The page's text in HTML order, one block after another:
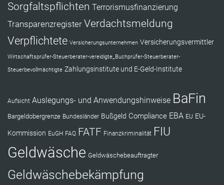
Sorgfaltspflichten Terrorismusfinanzierung
Transparenzregister Verdachtsmeldung
Verpflichtete Versicherungsunternehmen Versicherungsvermittler
Wirtschaftsprüfer-Steuerberater-vereidigte_Buchprüfer-Steuerberater-
Steuerbevollmächtigte Zahlungsinstitute und E-Geld-Institute
Aufsicht Auslegungs- und Anwendungshinweise BaFin
Bargeldobergrenze Bundesländer Bußgeld Compliance EBA EU EU-
Kommission EuGH FAQ FATF Finanzkriminalität FIU
Geldwäsche Geldwäschebeauftragter
Geldwäschebekämpfung